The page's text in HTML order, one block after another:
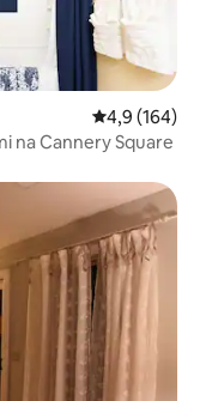
Priemerné
4,9 (164)
na Cannery Square